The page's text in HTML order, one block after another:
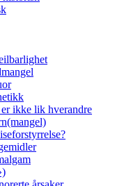
ikke lik hverandre